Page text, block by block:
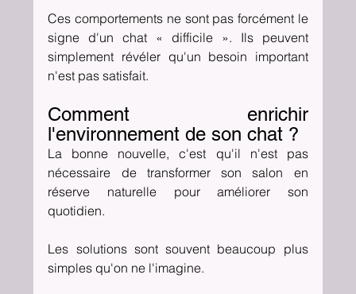
Ces comportements ne sont pas forcément le
signe d'un chat « difficile ». Ils peuvent
simplement révéler qu'un besoin important
n'est pas satisfait.
Comment enrichir
l'environnement de son chat ?
La bonne nouvelle, c'est qu'il n'est pas
nécessaire de transformer son salon en
réserve naturelle pour améliorer son
quotidien.
Les solutions sont souvent beaucoup plus
simples qu'on ne l'imagine.